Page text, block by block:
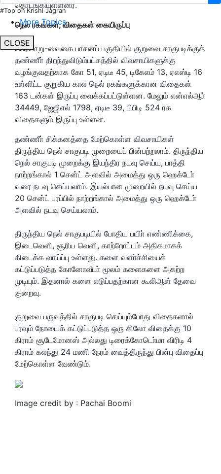
#Top on Krishi Jagran
More Topics
CLOSE
தொடங்கியுள்ளனர்.
நெல் ரகங்கள், விதைகள் கையிருப்பு
பெரியாறு-வைகை பாசனப் பகுதியில் குறுவை சாகுபடிக்குத்
தண்ணீா் திறந்துவிடும்பட்சத்தில் விவசாயிகளுக்கு
வழங்குவதற்காக கோ 51, ஏடிடீ 45, டிகேஎம் 13, ஏஎஸ்டி 16
உள்ளிட்ட குறுகிய கால நெல் ரகங்களுக்கான விதைகள்
163 டன்கள் இருப்பு வைக்கப்பட்டுள்ளன. மேலும் என்எல்ஆா்
34449, ஜேஜிஎல் 1798, ஏடிடீ 39, பிபிடி 524 ரக
விதைகளும் இருப்பு உள்ளன.
தண்ணீா் சிக்கனத்தை மேற்கொள்ள விவசாயிகள்
திருந்திய நெல் சாகுபடி முறையைப் பின்பற்றலாம். திருந்திய
நெல் சாகுபடி முறைக்கு இயந்திர நடவு செய்ய, பாத்தி
நாற்றங்கால் 1 சென்ட் அளவில் அமைத்து ஒரு ஹெக்டோ்
வரை நடவு செய்யலாம். இயல்பான முறையில் நடவு செய்ய
20 சென்ட் பரப்பில் நாற்றங்கால் அமைத்து ஒரு ஹெக்டோ்
அளவில் நடவு செய்யலாம்.
திருந்திய நெல் சாகுபடியில் போதிய பயிா் எண்ணிக்கை,
இடைவெளி, சூரிய வெளி, காற்றோட்டம் அதிகமாகக்
கிடைக்க வாய்ப்பு உள்ளது. களை வளா்ச்சியைக்
கட்டுப்படுத்த கோனோவீடா் மூலம் களைகளை அகற்ற
முடியும். இதனால் களை எடுப்பதற்கான கூலிஆள் தேவை
குறைவு.
குறுவை பருவத்தில் சாகுபடி செய்யும்போது விதைகளால்
பரவும் நோயைக் கட்டுப்படுத்த ஒரு கிலோ விதைக்கு 10
கிராம் சூடேமோனஸ் அல்லது டிரைக்கோடொ்மா விரிடி 4
கிராம் கலந்து 24 மணி நேரம் வைத்திருந்து பின்பு விதைப்பு
மேற்கொள்ள வேண்டும்.
Image credit by : Pachai Boomi